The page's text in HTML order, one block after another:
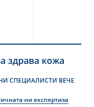
здрава кожа
СПЕЦИАЛИСТИ ВЕЧЕ
ни експертиза